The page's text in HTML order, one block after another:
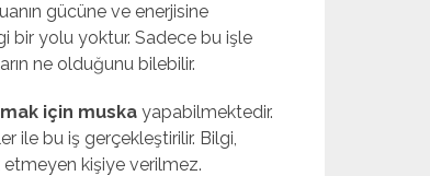
gücüne ve enerjisine
bir yolu yoktur. Sadece bu işle
ne olduğunu bilebilir.
için muska yapabilmektedir.
ile bu iş gerçekleştirilir. Bilgi,
kişiye verilmez.